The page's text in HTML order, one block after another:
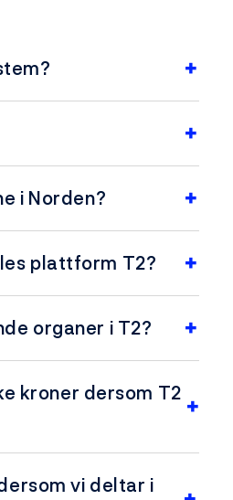
i Norden?
plattform T2?
organer i T2?
kroner dersom T2
vi deltar i